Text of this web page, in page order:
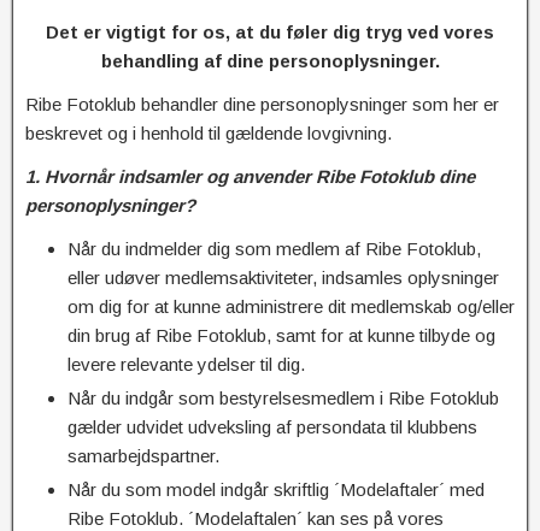
Det er vigtigt for os, at du føler dig tryg ved vores
behandling af dine personoplysninger.
Ribe Fotoklub behandler dine personoplysninger som her er
beskrevet og i henhold til gældende lovgivning.
1. Hvornår indsamler og anvender Ribe Fotoklub dine
personoplysninger?
Når du indmelder dig som medlem af Ribe Fotoklub,
eller udøver medlemsaktiviteter, indsamles oplysninger
om dig for at kunne administrere dit medlemskab og/eller
din brug af Ribe Fotoklub, samt for at kunne tilbyde og
levere relevante ydelser til dig.
Når du indgår som bestyrelsesmedlem i Ribe Fotoklub
gælder udvidet udveksling af persondata til klubbens
samarbejdspartner.
Når du som model indgår skriftlig ´Modelaftaler´ med
Ribe Fotoklub. ´Modelaftalen´ kan ses på vores